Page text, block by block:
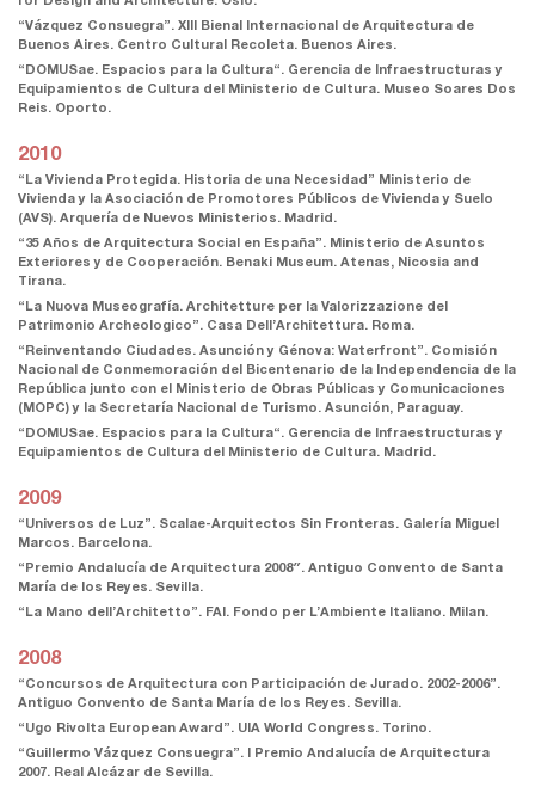
“Vázquez Consuegra”. XIII Bienal Internacional de Arquitectura de
Buenos Aires. Centro Cultural Recoleta. Buenos Aires.
“DOMUSae. Espacios para la Cultura“. Gerencia de Infraestructuras y
Equipamientos de Cultura del Ministerio de Cultura. Museo Soares Dos
Reis. Oporto.
2010
“La Vivienda Protegida. Historia de una Necesidad” Ministerio de
Vivienda y la Asociación de Promotores Públicos de Vivienda y Suelo
(AVS). Arquería de Nuevos Ministerios. Madrid.
“35 Años de Arquitectura Social en España”. Ministerio de Asuntos
Exteriores y de Cooperación. Benaki Museum. Atenas, Nicosia and
Tirana.
“La Nuova Museografía. Architetture per la Valorizzazione del
Patrimonio Archeologico”. Casa Dell’Architettura. Roma.
“Reinventando Ciudades. Asunción y Génova: Waterfront”. Comisión
Nacional de Conmemoración del Bicentenario de la Independencia de la
República junto con el Ministerio de Obras Públicas y Comunicaciones
(MOPC) y la Secretaría Nacional de Turismo. Asunción, Paraguay.
“DOMUSae. Espacios para la Cultura“. Gerencia de Infraestructuras y
Equipamientos de Cultura del Ministerio de Cultura. Madrid.
2009
“Universos de Luz”. Scalae-Arquitectos Sin Fronteras. Galería Miguel
Marcos. Barcelona.
“Premio Andalucía de Arquitectura 2008″. Antiguo Convento de Santa
María de los Reyes. Sevilla.
“La Mano dell’Architetto”. FAI. Fondo per L’Ambiente Italiano. Milan.
2008
“Concursos de Arquitectura con Participación de Jurado. 2002-2006”.
Antiguo Convento de Santa María de los Reyes. Sevilla.
“Ugo Rivolta European Award”. UIA World Congress. Torino.
“Guillermo Vázquez Consuegra”. I Premio Andalucía de Arquitectura
2007. Real Alcázar de Sevilla.